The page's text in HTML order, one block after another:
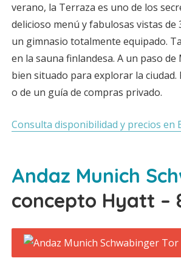
verano, la Terraza es uno de los
delicioso menú y fabulosas vistas de
un gimnasio totalmente equipado.
en la sauna finlandesa. A un paso
bien situado para explorar la
o de un guía de compras privado.
Consulta disponibilidad y precios en
Andaz Munich
concepto Hyatt –